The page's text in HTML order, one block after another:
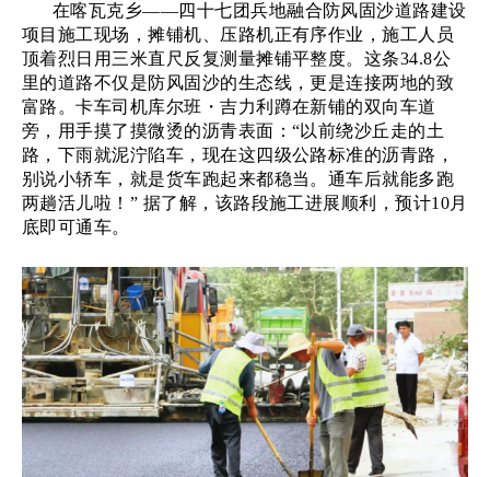
在喀瓦克乡——四十七团兵地融合防风固沙道路建设
项目施工现场，摊铺机、压路机正有序作业，施工人员
顶着烈日用三米直尺反复测量摊铺平整度。这条34.8公
里的道路不仅是防风固沙的生态线，更是连接两地的致
富路。卡车司机库尔班・吉力利蹲在新铺的双向车道
旁，用手摸了摸微烫的沥青表面：“以前绕沙丘走的土
路，下雨就泥泞陷车，现在这四级公路标准的沥青路，
别说小轿车，就是货车跑起来都稳当。通车后就能多跑
两趟活儿啦！” 据了解，该路段施工进展顺利，预计10月
底即可通车。